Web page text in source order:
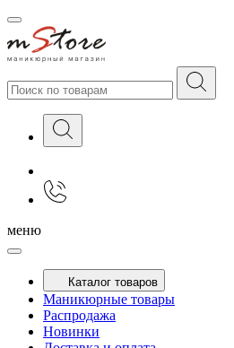
меню
Каталог товаров
Маникюрные товары
Распродажа
Новинки